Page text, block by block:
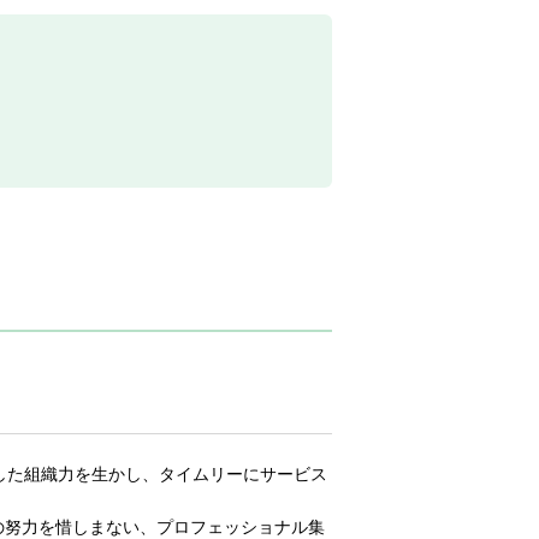
組織力を生かし、タイムリーにサービス
力を惜しまない、プロフェッショナル集